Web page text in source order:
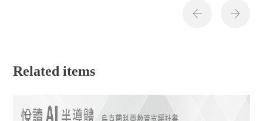
Related items